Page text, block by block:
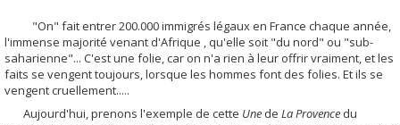
"On" fait entrer 200.000 immigrés légaux en France chaque année,
l'immense majorité venant d'Afrique , qu'elle soit "du nord" ou "sub-
saharienne"... C'est une folie, car on n'a rien à leur offrir vraiment, et les
faits se vengent toujours, lorsque les hommes font des folies. Et ils se
vengent cruellement.....
Aujourd'hui, prenons l'exemple de cette Une de La Provence du